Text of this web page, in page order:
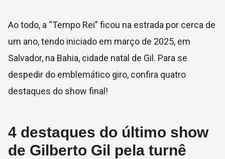
Ao todo, a “Tempo Rei” ficou na estrada por cerca de
um ano, tendo iniciado em março de 2025, em
Salvador, na Bahia, cidade natal de Gil. Para se
despedir do emblemático giro, confira quatro
destaques do show final!
4 destaques do último show
de Gilberto Gil pela turnê